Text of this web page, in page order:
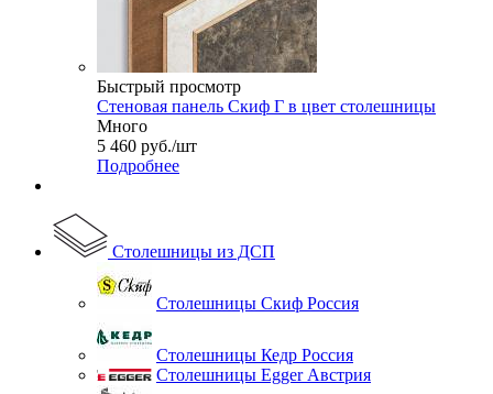
Быстрый просмотр
Стеновая панель Скиф Г в цвет столешницы
Много
5 460 руб./шт
Подробнее
Столешницы из ДСП
Столешницы Скиф Россия
Столешницы Кедр Россия
Столешницы Egger Австрия